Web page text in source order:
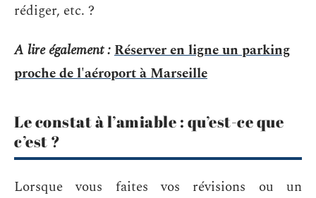
rédiger, etc. ?
A lire également :Réserver en ligne un parking
proche de l'aéroport à Marseille
Le constat à l’amiable : qu’est-ce que
c’est ?
Lorsque vous faites vos révisions ou un